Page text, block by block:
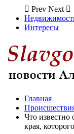
Prev Next
Интересы
Главная
Что известно
края,